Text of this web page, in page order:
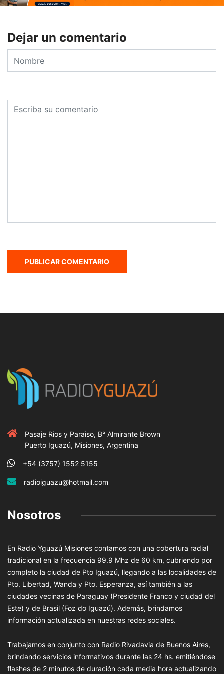
Dejar un comentario
Pasaje Rios y Paraiso, B° Almirante Brown
Puerto Iguazú, Misiones, Argentina
+54 (3757) 1552 5155
radioiguazu@hotmail.com
Nosotros
En Radio Yguazú Misiones contamos con una cobertura radial
tradicional en la frecuencia 99.9 Mhz de 60 km, cubriendo por
completo la ciudad de Pto Iguazú, llegando a las localidades de
Pto. Libertad, Wanda y Pto. Esperanza, así también a las
ciudades vecinas de Paraguay (Presidente Franco y ciudad del
Este) y de Brasil (Foz do Iguazú). Además, brindamos
información actualizada en nuestras redes sociales.
Trabajamos en conjunto con Radio Rivadavia de Buenos Aires,
brindando servicios informativos durante las 24 hs. emitiéndose
flashes de 2 minutos de duración cada media hora actualizando